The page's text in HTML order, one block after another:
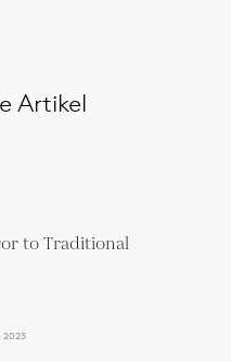
Artikel
2023